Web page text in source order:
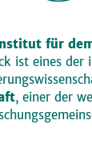
für
ist eines der
, einer der